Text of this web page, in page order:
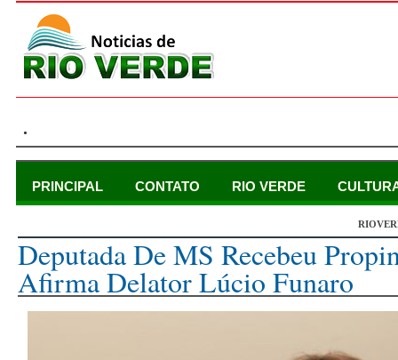
.
PRINCIPAL CONTATO RIO VERDE
Deputada De MS Recebeu
Afirma Delator Lúcio Funaro